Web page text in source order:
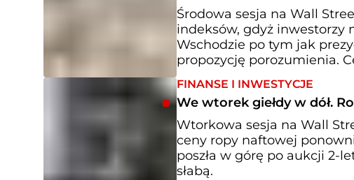
Środowa sesja na Wall
indeksów, gdyż inwestorzy
Wschodzie po tym jak
propozycję porozumienia.
FINANSE I INWESTYCJE
We wtorek giełdy w dół.
Wtorkowa sesja na Wall
ceny ropy naftowej
poszła w górę po aukcji 2-
słabą.